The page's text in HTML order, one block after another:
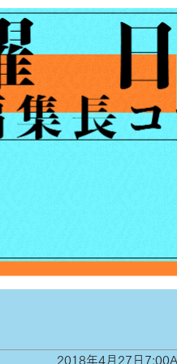
2018年4月27日